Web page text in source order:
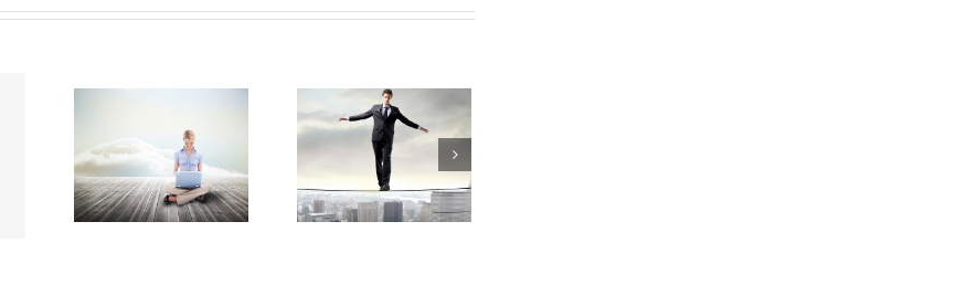
Fusce Tincidunt
Augue
Malesuada Fames Aci